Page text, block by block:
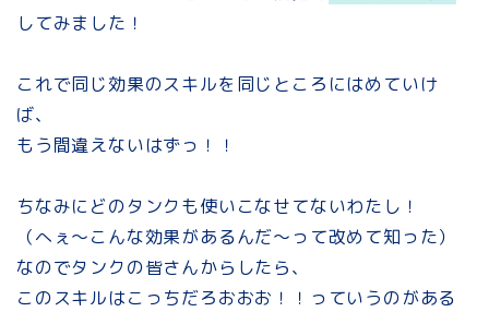
してみました！
これで同じ効果のスキルを同じところにはめていけ
ば、
もう間違えないはずっ！！
ちなみにどのタンクも使いこなせてないわたし！
（へぇ～こんな効果があるんだ～って改めて知った）
なのでタンクの皆さんからしたら、
このスキルはこっちだろおおお！！っていうのがある